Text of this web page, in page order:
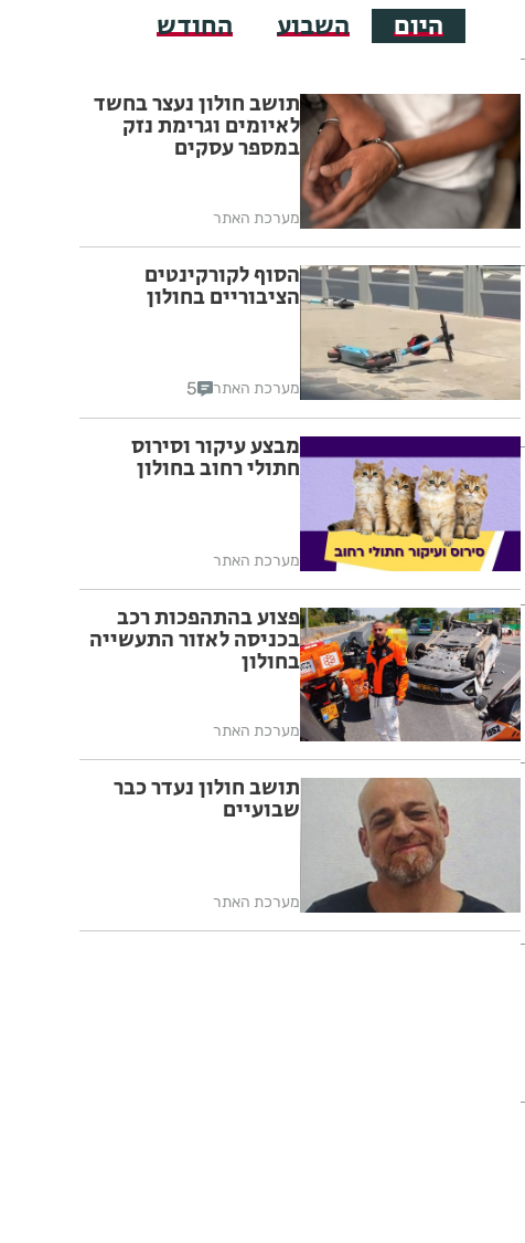
היום השבוע החודש
תושב חולון נעצר בחשד
לאיומים וגרימת נזק
במספר עסקים
מערכת האתר
הסוף לקורקינטים
הציבוריים בחולון
מערכת האתר 5
מבצע עיקור וסירוס
חתולי רחוב בחולון
מערכת האתר
פצוע בהתהפכות רכב
בכניסה לאזור התעשייה
בחולון
מערכת האתר
תושב חולון נעדר כבר
שבועיים
מערכת האתר